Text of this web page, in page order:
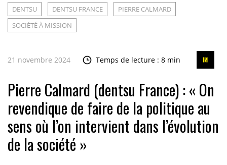
DENTSU DENTSU FRANCE
PIERRE CALMARD
SOCIÉTÉ À MISSION
21 novembre 2024 Temps de lecture : 8 min
Pierre Calmard (dentsu France) : « On
revendique de faire de la politique au
sens où l’on intervient dans l’évolution
de la société »